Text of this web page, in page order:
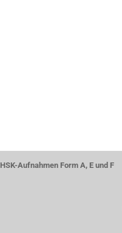
HSK-Aufnahmen Form A, E und F